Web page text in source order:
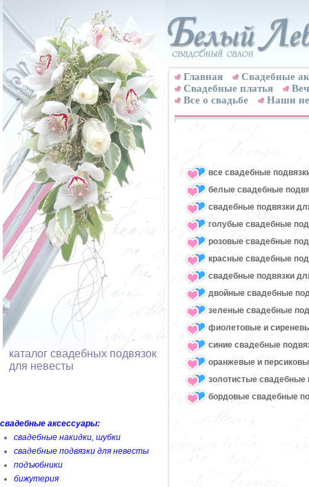
каталог свадебных подвязок
для невесты
свадебные аксессуары:
свадебные накидки, шубки
свадебные подвязки для невесты
подъюбники
бижутерия
Главная
Свадебные
Cвадебные платья
Все о свадьбе
Наши
все свадебные
белые свадебные
свадебные подвязки
голубые свадебные
розовые свадебные
красные свадебные
свадебные подвязки
двойные свадебные
зеленые свадебные
фиолетовые и
синие свадебные
оранжевые и
золотистые свадебные
бордовые свадебные